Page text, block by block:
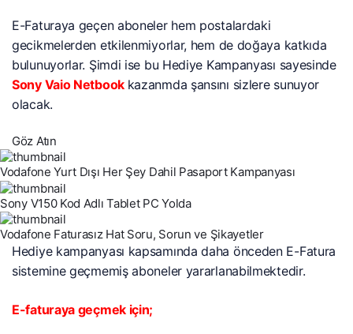
E-Faturaya geçen aboneler hem postalardaki
gecikmelerden etkilenmiyorlar, hem de doğaya katkıda
bulunuyorlar. Şimdi ise bu Hediye Kampanyası sayesinde
Sony Vaio Netbook kazanmda şansını sizlere sunuyor
olacak.
Göz Atın
Vodafone Yurt Dışı Her Şey Dahil Pasaport Kampanyası
Sony V150 Kod Adlı Tablet PC Yolda
Vodafone Faturasız Hat Soru, Sorun ve Şikayetler
Hediye kampanyası kapsamında daha önceden E-Fatura
sistemine geçmemiş aboneler yararlanabilmektedir.
E-faturaya geçmek için;